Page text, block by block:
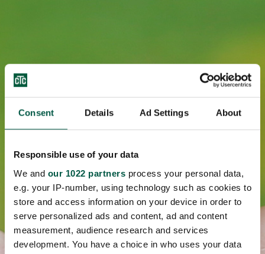
Consent Details Ad Settings About
Responsible use of your data
We and our 1022 partners process your personal data,
e.g. your IP-number, using technology such as cookies to
store and access information on your device in order to
serve personalized ads and content, ad and content
measurement, audience research and services
development. You have a choice in who uses your data